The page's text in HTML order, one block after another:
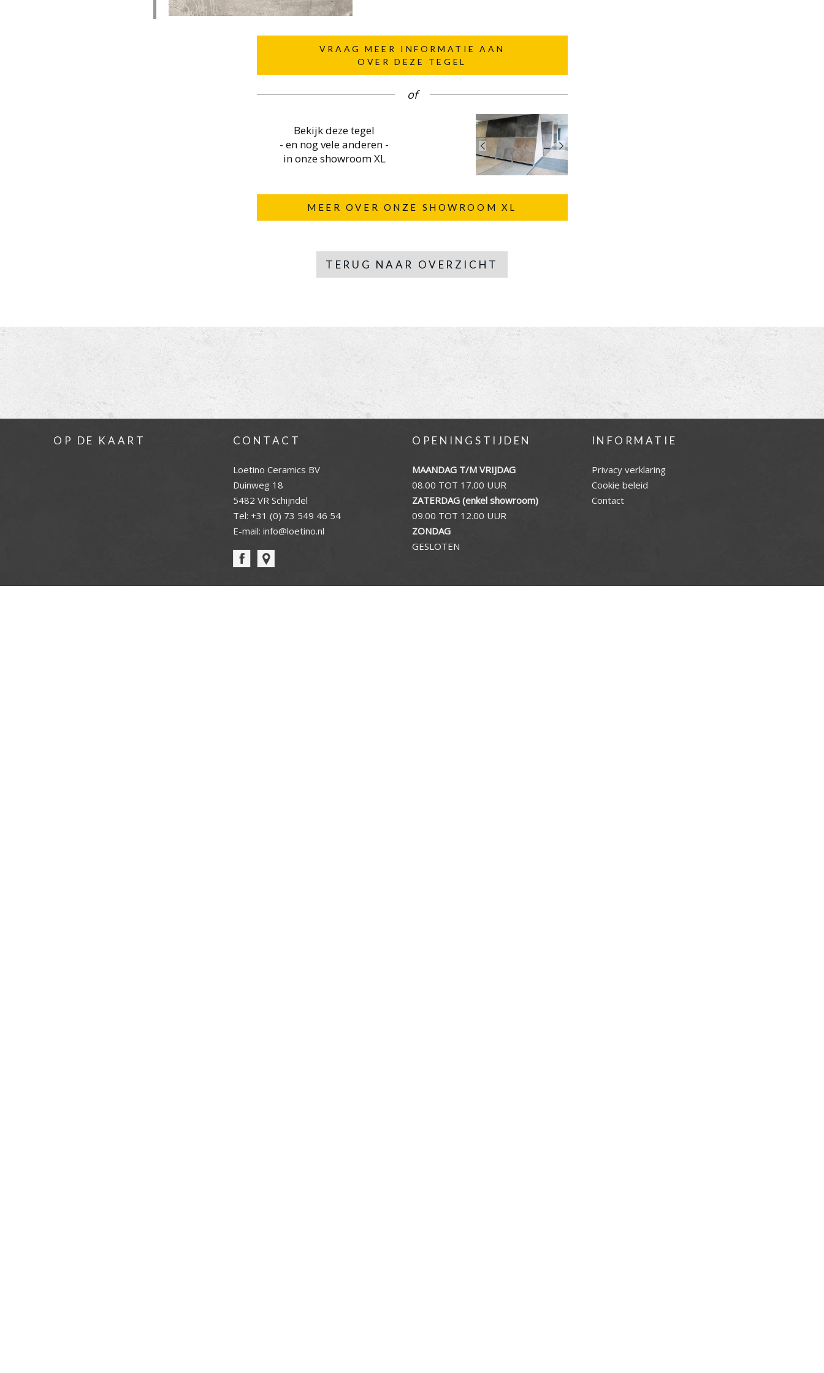
VRAAG MEER INFORMATIE AAN
OVER DEZE TEGEL
of
Bekijk deze tegel
- en nog vele anderen -
in onze showroom XL
MEER OVER ONZE SHOWROOM XL
TERUG NAAR OVERZICHT
OP DE KAART CONTACT
Loetino Ceramics BV
Duinweg 18
5482 VR Schijndel
Tel: +31 (0) 73 549 46 54
E-mail: info@loetino.nl
OPENINGSTIJDEN
MAANDAG T/M VRIJDAG
08.00 TOT 17.00 UUR
ZATERDAG (enkel showroom)
09.00 TOT 12.00 UUR
ZONDAG
GESLOTEN
INFORMATIE
Privacy verklaring
Cookie beleid
Contact